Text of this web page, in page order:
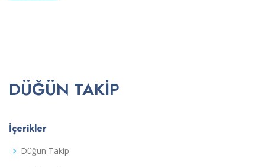
DÜĞÜN TAKIP
İçerikler
Düğün Takip